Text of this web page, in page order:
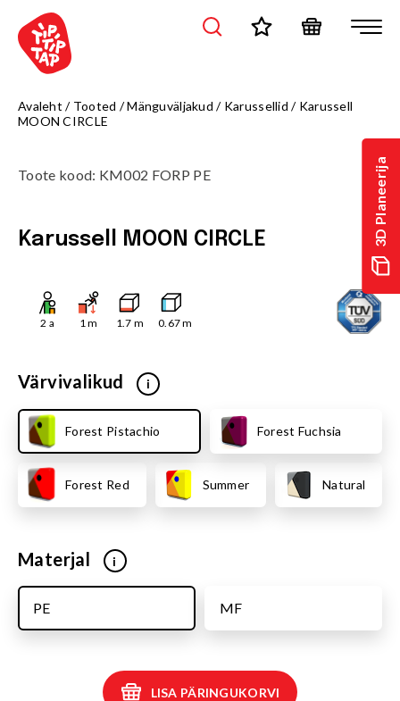
3D Planeerija
Avaleht / Tooted /Mänguväljakud / Karussellid / Karussell
MOON CIRCLE
Toote kood: KM002 FORP PE
Karussell MOON CIRCLE
2 a 1m 1.7 m 0.67m
Värvivalikud i
Forest Pistachio Forest Fuchsia
Forest Red Summer Natural
Materjal i
MF
PE
LISA PÄRINGUKORVI